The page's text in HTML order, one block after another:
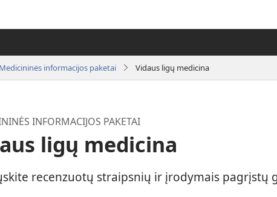
Medicininės informacijos paketai Vidaus ligų medicina
INFORMACIJOS PAKETAI
ligų medicina
recenzuotų straipsnių ir įrodymais pagrįstų